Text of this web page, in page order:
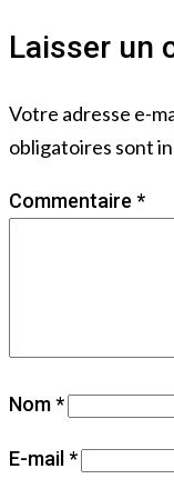
Laisser un
Votre adresse e-
obligatoires sont
Commentaire *
Nom*
E-mail*